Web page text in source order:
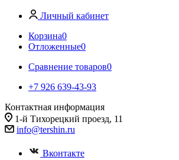
Личный кабинет
Корзина0
Отложенные0
Сравнение товаров0
+7 926 639-43-93
Контактная информация
1-й Тихорецкий проезд, 11
info@tershin.ru
Вконтакте